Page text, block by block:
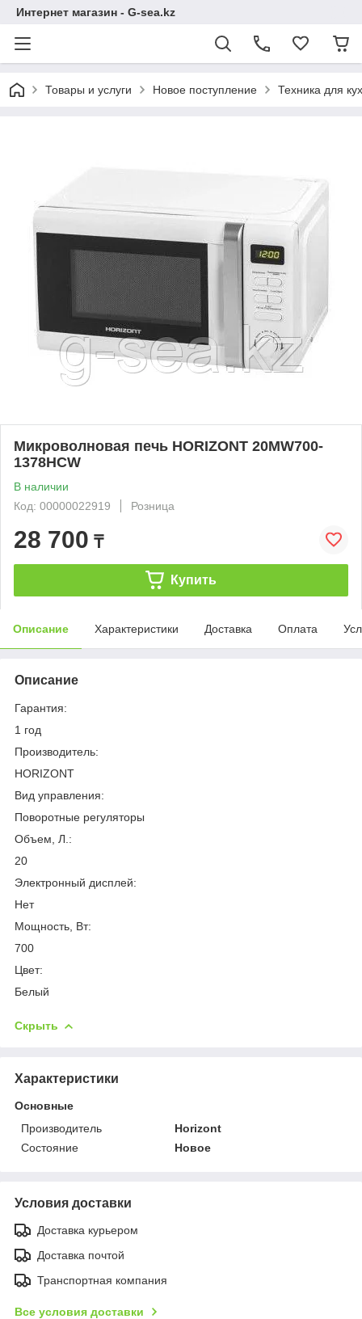
Интернет магазин - G-sea.kz
Товары и услуги Новое поступление Техника для
Микроволновая печь HORIZONT 20MW700-
1378HCW
В наличии
Код: 00000022919
Розница
28 700 ₸
Купить
Описание Характеристики Доставка Оплата
Описание
Гарантия:
1 год
Производитель:
HORIZONT
Вид управления:
Поворотные регуляторы
Объем, Л.:
20
Электронный дисплей:
Нет
Мощность, Вт:
700
Цвет:
Белый
Скрыть
Характеристики
Основные
Производитель
Horizont
Состояние
Новое
Условия доставки
Доставка курьером
Доставка почтой
Транспортная компания
Все условия доставки